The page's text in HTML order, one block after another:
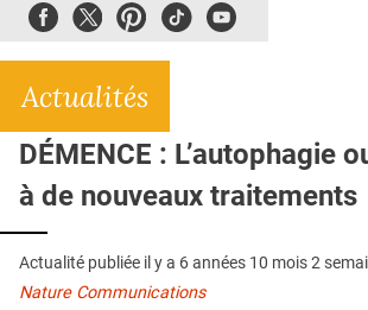
E-REVUE SAD
L'APP
QUI SOMMES-NOUS ?
PUBLICITÉ
CONDITIONS GÉNÉRALES
CONTACT
FacebookTwitterPinterest
TiktokYoubute
Actualités
DÉMENCE : L’autophagie
à de nouveaux traitements
Actualité publiée il y a 6 années 10 mois 2
Nature Communications